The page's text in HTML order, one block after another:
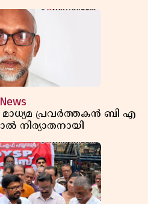
News
മാധ്യമ പ്രവർത്തകൻ ബി എ
നിര്യാതനായി